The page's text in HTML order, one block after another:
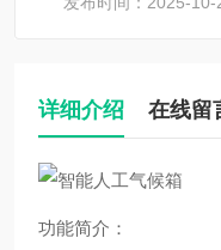
详细介绍 在线留
功能简介：